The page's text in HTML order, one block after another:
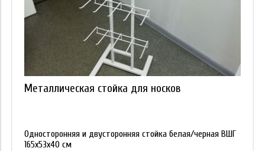
Металлическая стойка для носков
Односторонняя и двусторонняя стойка белая/черная ВШГ
165х53х40 см